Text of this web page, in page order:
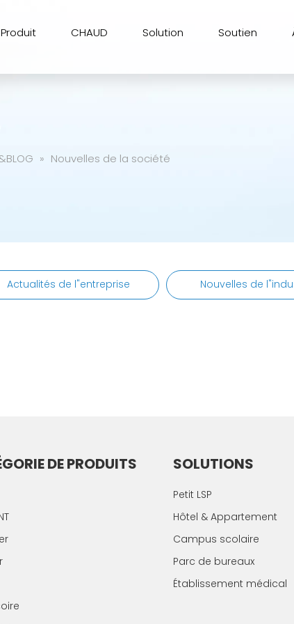
Produit CHAUD Solution Soutien
» Nouvelles de la société
Actualités de l"entreprise Nouvelles de
DE PRODUITS SOLUTIONS
Petit LSP
Hôtel & Appartement
Campus scolaire
Parc de bureaux
Établissement médical